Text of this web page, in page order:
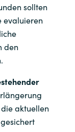
sollten
evaluieren
den
aktuellen